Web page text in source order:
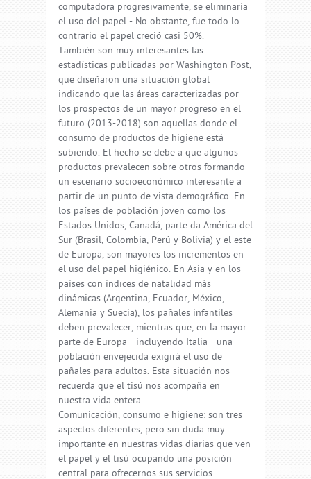
computadora progresivamente, se eliminaría
el uso del papel - No obstante, fue todo lo
contrario el papel creció casi 50%.
También son muy interesantes las
estadísticas publicadas por Washington Post,
que diseñaron una situación global
indicando que las áreas caracterizadas por
los prospectos de un mayor progreso en el
futuro (2013-2018) son aquellas donde el
consumo de productos de higiene está
subiendo. El hecho se debe a que algunos
productos prevalecen sobre otros formando
un escenario socioeconómico interesante a
partir de un punto de vista demográfico. En
los países de población joven como los
Estados Unidos, Canadá, parte da América del
Sur (Brasil, Colombia, Perú y Bolivia) y el este
de Europa, son mayores los incrementos en
el uso del papel higiénico. En Asia y en los
países con índices de natalidad más
dinámicas (Argentina, Ecuador, México,
Alemania y Suecia), los pañales infantiles
deben prevalecer, mientras que, en la mayor
parte de Europa - incluyendo Italia - una
población envejecida exigirá el uso de
pañales para adultos. Esta situación nos
recuerda que el tisú nos acompaña en
nuestra vida entera.
Comunicación, consumo e higiene: son tres
aspectos diferentes, pero sin duda muy
importante en nuestras vidas diarias que ven
el papel y el tisú ocupando una posición
central para ofrecernos sus servicios